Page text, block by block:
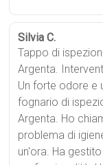
Silvia C.
Tappo di
Argenta.
Un forte odore e
fognario di
Argenta. Ho
problema di
un'ora. Ha